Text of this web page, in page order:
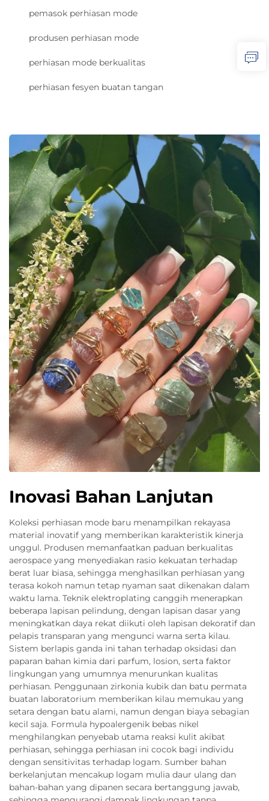
pemasok perhiasan mode
produsen perhiasan mode
perhiasan mode berkualitas
perhiasan fesyen buatan tangan
Inovasi Bahan Lanjutan
Koleksi perhiasan mode baru menampilkan rekayasa
material inovatif yang memberikan karakteristik kinerja
unggul. Produsen memanfaatkan paduan berkualitas
aerospace yang menyediakan rasio kekuatan terhadap
berat luar biasa, sehingga menghasilkan perhiasan yang
terasa kokoh namun tetap nyaman saat dikenakan dalam
waktu lama. Teknik elektroplating canggih menerapkan
beberapa lapisan pelindung, dengan lapisan dasar yang
meningkatkan daya rekat diikuti oleh lapisan dekoratif dan
pelapis transparan yang mengunci warna serta kilau.
Sistem berlapis ganda ini tahan terhadap oksidasi dan
paparan bahan kimia dari parfum, losion, serta faktor
lingkungan yang umumnya menurunkan kualitas
perhiasan. Penggunaan zirkonia kubik dan batu permata
buatan laboratorium memberikan kilau memukau yang
setara dengan batu alami, namun dengan biaya sebagian
kecil saja. Formula hypoalergenik bebas nikel
menghilangkan penyebab utama reaksi kulit akibat
perhiasan, sehingga perhiasan ini cocok bagi individu
dengan sensitivitas terhadap logam. Sumber bahan
berkelanjutan mencakup logam mulia daur ulang dan
bahan-bahan yang dipanen secara bertanggung jawab,